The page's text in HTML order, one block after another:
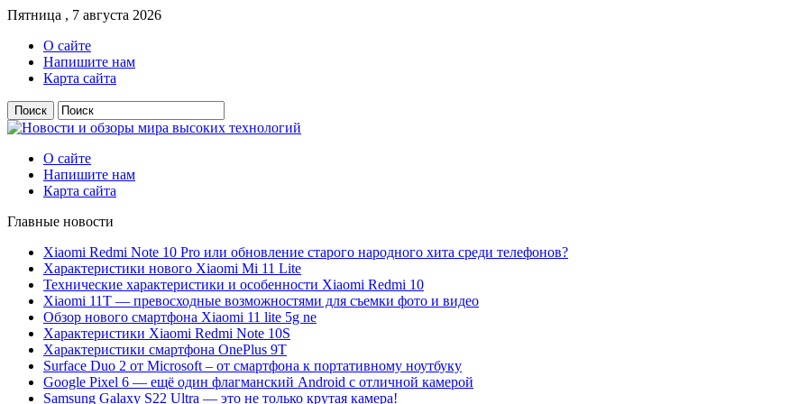
Пятница , 7 августа 2026
О сайте
Напишите нам
Карта сайта
О сайте
Напишите нам
Карта сайта
Главные новости
Xiaomi Redmi Note 10 Pro или обновление старого народного хита среди телефонов?
Характеристики нового Xiaomi Mi 11 Lite
Технические характеристики и особенности Xiaomi Redmi 10
Xiaomi 11T — превосходные возможностями для съемки фото и видео
Обзор нового смартфона Xiaomi 11 lite 5g ne
Характеристики Xiaomi Redmi Note 10S
Характеристики смартфона OnePlus 9T
Surface Duo 2 от Microsoft – от смартфона к портативному ноутбуку
Google Pixel 6 — ещё один флагманский Android с отличной камерой
Samsung Galaxy S22 Ultra — это не только крутая камера!